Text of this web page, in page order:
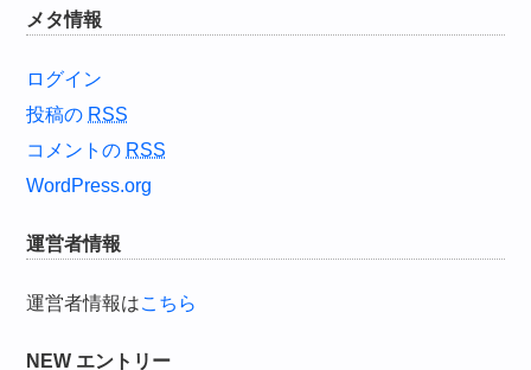
メタ情報
ログイン
投稿の RSS
コメントの RSS
WordPress.org
運営者情報
運営者情報はこちら
NEW エントリー